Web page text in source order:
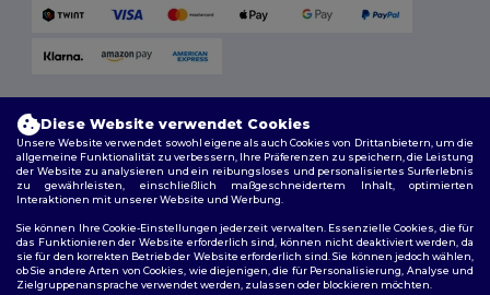
Folge uns
Diese Website verwendet Cookies
Unsere Website verwendet sowohl eigene als auch Cookies von Drittanbietern, um die
allgemeine Funktionalität zu verbessern, Ihre Präferenzen zu speichern, die Leistung
der Website zu analysieren und ein reibungsloses und personalisiertes Surferlebnis
zu gewährleisten, einschließlich maßgeschneidertem Inhalt, optimierten
Interaktionen mit unserer Website und Werbung.
Sie können Ihre Cookie-Einstellungen jederzeit verwalten. Essenzielle Cookies, die für
das Funktionieren der Website erforderlich sind, können nicht deaktiviert werden, da
sie für den korrekten Betrieb der Website erforderlich sind. Sie können jedoch wählen,
ob Sie andere Arten von Cookies, wie diejenigen, die für Personalisierung, Analyse und
Zielgruppenansprache verwendet werden, zulassen oder blockieren möchten.